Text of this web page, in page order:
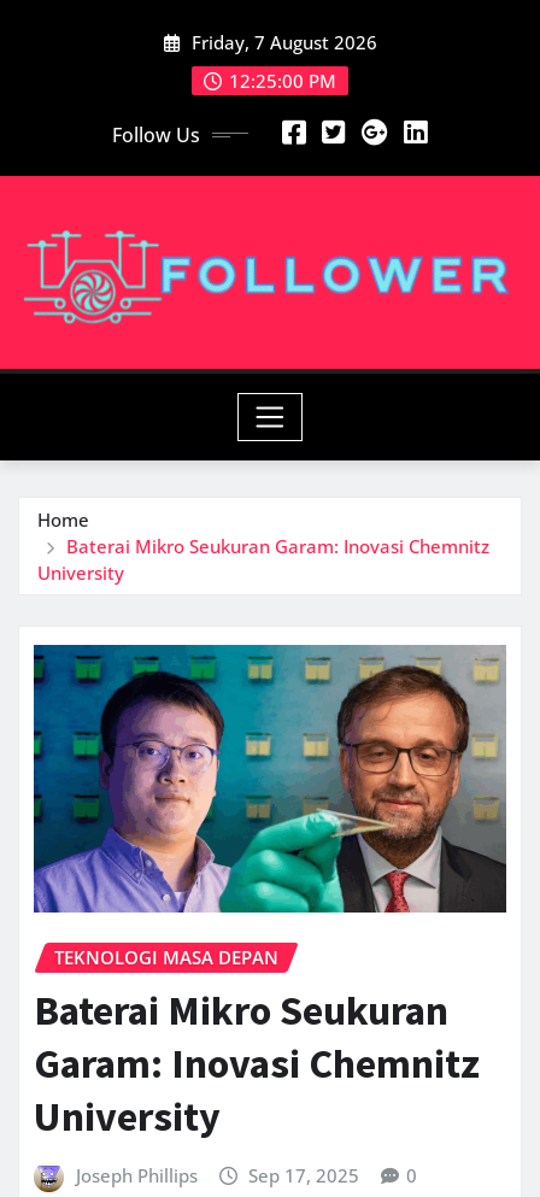
Friday, 7 August 2026
12:25:00 PM
Follow Us
Home
Baterai Mikro Seukuran Garam: Inovasi Chemnitz
University
TEKNOLOGI MASA DEPAN
Baterai Mikro Seukuran
Garam: Inovasi Chemnitz
University
Joseph Phillips Sep 17, 2025 0